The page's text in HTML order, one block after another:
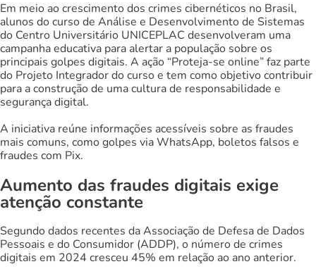
Em meio ao crescimento dos crimes cibernéticos no Brasil,
alunos do curso de Análise e Desenvolvimento de Sistemas
do Centro Universitário UNICEPLAC desenvolveram uma
campanha educativa para alertar a população sobre os
principais golpes digitais. A ação “Proteja-se online” faz parte
do Projeto Integrador do curso e tem como objetivo contribuir
para a construção de uma cultura de responsabilidade e
segurança digital.
A iniciativa reúne informações acessíveis sobre as fraudes
mais comuns, como golpes via WhatsApp, boletos falsos e
fraudes com Pix.
Aumento das fraudes digitais exige
atenção constante
Segundo dados recentes da Associação de Defesa de Dados
Pessoais e do Consumidor (ADDP), o número de crimes
digitais em 2024 cresceu 45% em relação ao ano anterior.